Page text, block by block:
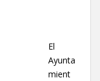
El
Ayunta
mient